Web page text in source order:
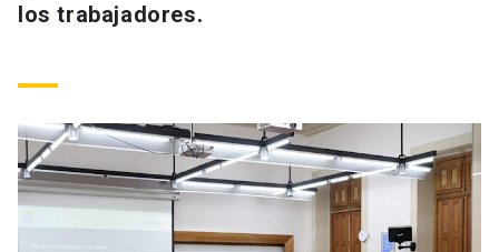
Personal
Padres y familia
Vecinos
Medios Biblioteca launch
Donaciones launch
los trabajadores.